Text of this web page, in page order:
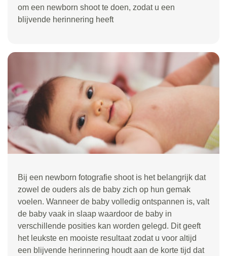
om een newborn shoot te doen, zodat u een
blijvende herinnering heeft
Bij een newborn fotografie shoot is het belangrijk dat
zowel de ouders als de baby zich op hun gemak
voelen. Wanneer de baby volledig ontspannen is, valt
de baby vaak in slaap waardoor de baby in
verschillende posities kan worden gelegd. Dit geeft
het leukste en mooiste resultaat zodat u voor altijd
een blijvende herinnering houdt aan de korte tijd dat